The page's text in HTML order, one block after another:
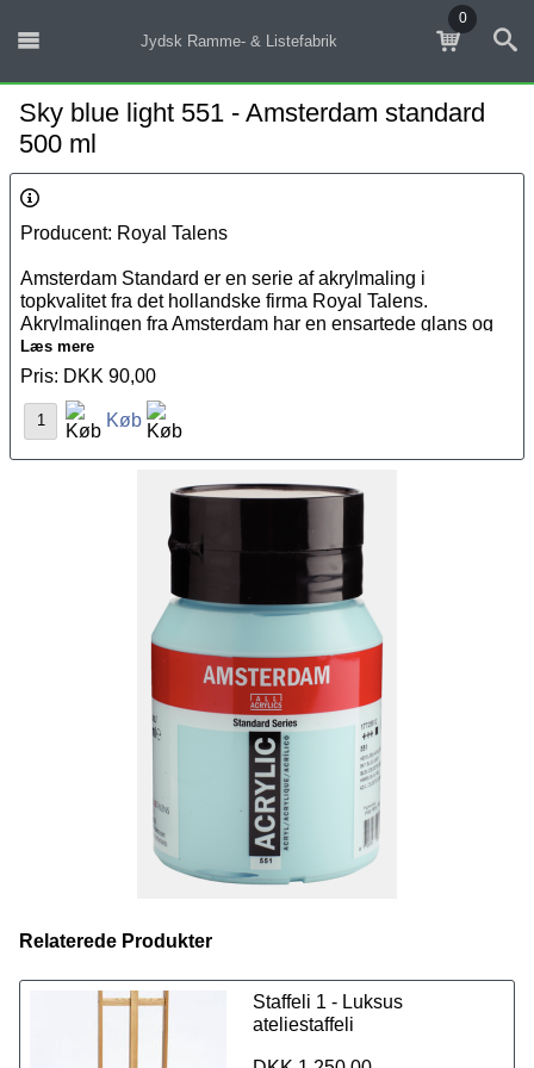
Jydsk Ramme- & Listefabrik
0
Sky blue light 551 - Amsterdam standard
500 ml
Producent: Royal Talens
Amsterdam Standard er en serie af akrylmaling i
topkvalitet fra det hollandske firma Royal Talens.
Akrylmalingen fra Amsterdam har en ensartede glans og
er eksterm holdbar og fleksibel, hvilket gør malingen ideel
til brug på flere overflader. Akrylmalingen kan fortyndes
næsten helt lugtfri, hvilket gør den behagelig at arbejde
med.
Det unikke ved Amsterdam Standard serien er, at den let
kan kombineres med de andre akryl farver fra Amsterdam
spraymalingen
. Farvekoderne er ens på
tværs af de forskellige produkter, så du kan udforske dine
kreative evner ved at bruge forskellige teknikker, samtidig
med at du kan anvende præcis de samme farver fra
produkt til produkt.
Vi tilbyder et udvalg på 50 fantastiske farver i størrelsen
Se også vores udvalg på 70 fantastisk farver i
størrelsen 120 ml lige her.
Læs mere
Pris: DKK 90,00
Køb
Relaterede Produkter
Staffeli 1 - Luksus
ateliestaffeli